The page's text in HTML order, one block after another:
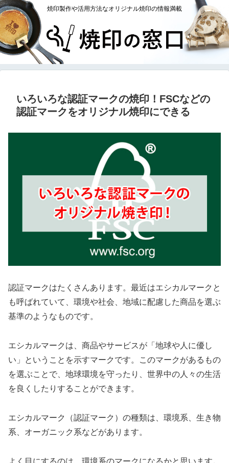
焼印製作や活用方法なオリジナル焼印の情報満載
いろいろな認証マークの焼印！FSCなどの
認証マークをオリジナル焼印にできる
認証マークはたくさんあります。最近はエシカルマークと
も呼ばれていて、環境や社会、地域に配慮した商品を選ぶ
基準のようなものです。
エシカルマークは、商品やサービスが「地球や人に優し
い」ということを示すマークです。このマークがあるもの
を選ぶことで、地球環境を守ったり、世界中の人々の生活
を良くしたりすることができます。
エシカルマーク（認証マーク）の種類は、環境系、生き物
系、オーガニック系などがあります。
よく目にするのは、環境系のマークになるかと思います。